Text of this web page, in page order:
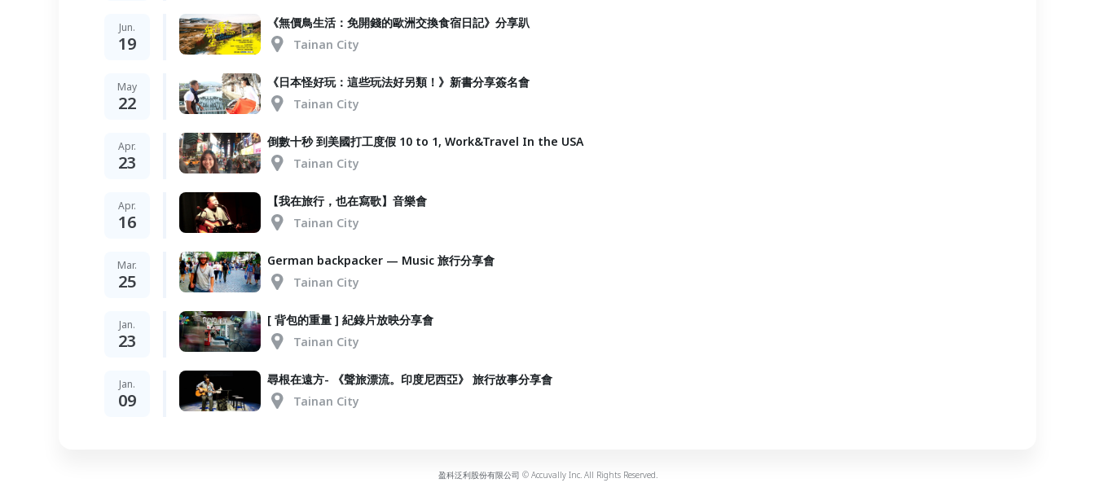
Jun.
19
《無價鳥生活：免開錢的歐洲交換食宿日記》分享趴
Tainan City
May
22
《日本怪好玩：這些玩法好另類！》新書分享簽名會
Tainan City
Apr.
23
倒數十秒 到美國打工度假 10 to 1, Work&Travel In the USA
Tainan City
Apr.
16
【我在旅行，也在寫歌】音樂會
Tainan City
Mar.
25
German backpacker — Music 旅行分享會
Tainan City
Jan.
23
[ 背包的重量 ] 紀錄片放映分享會
Tainan City
Jan.
09
尋根在遠方- 《聲旅漂流。印度尼西亞》 旅行故事分享會
Tainan City
盈科泛利股份有限公司 © Accuvally Inc. All Rights Reserved.